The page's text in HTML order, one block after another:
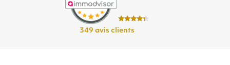
349 avis clients